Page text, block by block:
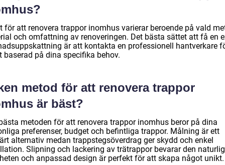
för att renovera trappor inomhus varierar beroende på vald
och omfattning av renoveringen. Det bästa sättet att få en
är att kontakta en professionell hantverkare
baserad på dina specifika behov.
metod för att renovera trappor
är bäst?
metoden för att renovera trappor inomhus beror på dina
preferenser, budget och befintliga trappor. Målning är ett
alternativ medan trappstegsöverdrag ger skydd och enkel
Slipning och lackering av trätrappor bevarar den
och anpassad design är perfekt för att skapa något unikt.